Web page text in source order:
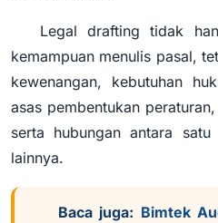
Legal drafting tidak
kemampuan menulis pasal,
kewenangan, kebutuhan
asas pembentukan
serta hubungan antara
lainnya.
Baca juga: Bimtek